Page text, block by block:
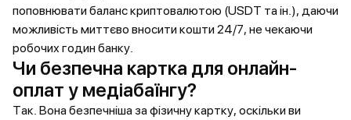
поповнювати баланс криптовалютою (USDT та ін.), даючи
можливість миттєво вносити кошти 24/7, не чекаючи
робочих годин банку.
Чи безпечна картка для онлайн-
оплат у медіабаїнгу?
Так. Вона безпечніша за фізичну картку, оскільки ви